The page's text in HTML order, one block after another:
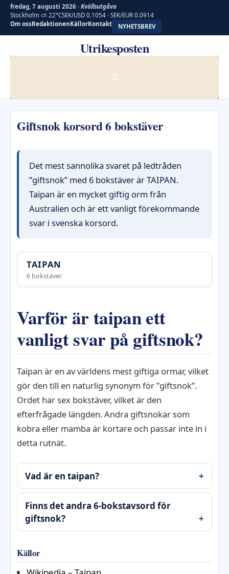
fredag, 7 augusti 2026 · Kvällsutgåva
Stockholm ⛅ 22°CSEK/USD 0.1054 · SEK/EUR 0.0914
Om ossRedaktionenKällorKontakt NYHETSBREV
Utrikesposten
MENY
Giftsnok korsord 6 bokstäver
Det mest sannolika svaret på ledtråden
”giftsnok” med 6 bokstäver är TAIPAN.
Taipan är en mycket giftig orm från
Australien och är ett vanligt förekommande
svar i svenska korsord.
TAIPAN
6 bokstäver
Varför är taipan ett
vanligt svar på giftsnok?
Taipan är en av världens mest giftiga ormar, vilket
gör den till en naturlig synonym för ”giftsnok”.
Ordet har sex bokstäver, vilket är den
efterfrågade längden. Andra giftsnokar som
kobra eller mamba är kortare och passar inte in i
detta rutnät.
Vad är en taipan?
Finns det andra 6-bokstavsord för
giftsnok?
Källor